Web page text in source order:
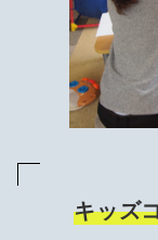
キッズ